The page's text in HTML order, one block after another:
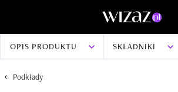
OPIS PRODUKTU SKŁADNIKI
Podkłady